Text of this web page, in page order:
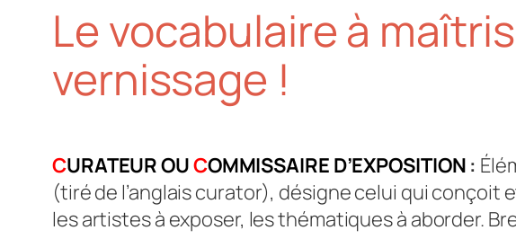
Le vocabulaire à
vernissage !
CURATEUR OUCOMMISSAIRE D’EXPOSITION :
(tiré de l’anglaiscurator), désigne celui qui conçoit
les artistes à exposer, les thématiques à aborder.